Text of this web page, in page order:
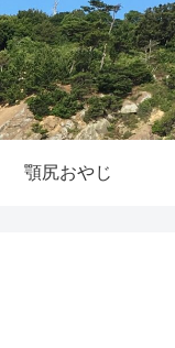
顎尻おやじ